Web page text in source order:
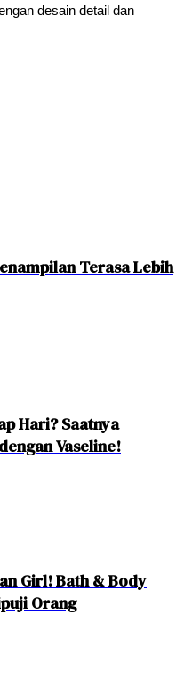
desain detail dan
Terasa Lebih
Hari? Saatnya
Vaseline!
Girl! Bath & Body
Orang